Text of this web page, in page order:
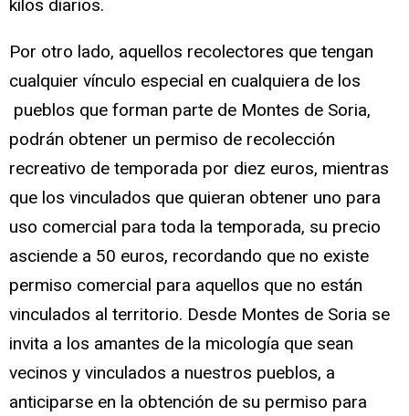
kilos diarios.
Por otro lado, aquellos recolectores que tengan
cualquier vínculo especial en cualquiera de los
pueblos que forman parte de Montes de Soria,
podrán obtener un permiso de recolección
recreativo de temporada por diez euros, mientras
que los vinculados que quieran obtener uno para
uso comercial para toda la temporada, su precio
asciende a 50 euros, recordando que no existe
permiso comercial para aquellos que no están
vinculados al territorio. Desde Montes de Soria se
invita a los amantes de la micología que sean
vecinos y vinculados a nuestros pueblos, a
anticiparse en la obtención de su permiso para